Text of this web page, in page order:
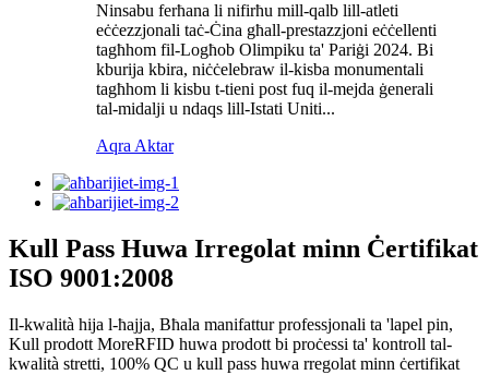
Ninsabu ferħana li nifirħu mill-qalb lill-atleti
eċċezzjonali taċ-Ċina għall-prestazzjoni eċċellenti
tagħhom fil-Logħob Olimpiku ta' Pariġi 2024. Bi
kburija kbira, niċċelebraw il-kisba monumentali
tagħhom li kisbu t-tieni post fuq il-mejda ġenerali
tal-midalji u ndaqs lill-Istati Uniti...
Aqra Aktar
Kull Pass Huwa Irregolat minn Ċertifikat
ISO 9001:2008
Il-kwalità hija l-ħajja, Bħala manifattur professjonali ta 'lapel pin,
Kull prodott MoreRFID huwa prodott bi proċessi ta' kontroll tal-
kwalità stretti, 100% QC u kull pass huwa rregolat minn ċertifikat